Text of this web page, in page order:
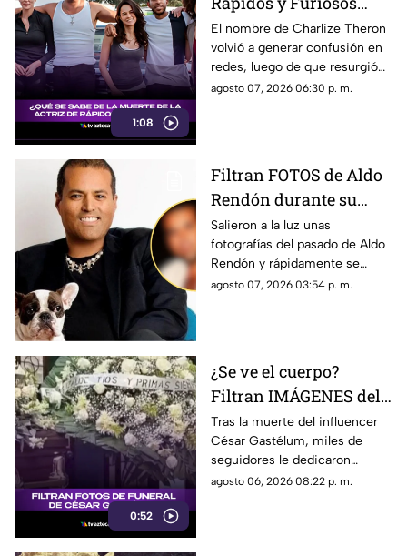
1:08
vivió el PEOR momento
de su vida; esto se sabe
El nombre de Charlize Theron
volvió a generar confusión en
redes, luego de que resurgió
fue el dramático episodio
agosto 07, 2026 06:30 p. m.
Filtran FOTOS de Aldo
Rendón durante su
juventud; ¿quién es y
por qué todos hablan
de él?
Salieron a la luz unas
fotografías del pasado de Aldo
Rendón y rápidamente se
hicieron virales por cómo se
agosto 07, 2026 03:54 p. m.
0:52
¿Se ve el cuerpo?
Filtran IMÁGENES del
funeral de César
Gastélum [VIDEO]
Tras la muerte del influencer
César Gastélum, miles de
seguidores le dedicaron
mensajes de despedida,
agosto 06, 2026 08:22 p. m.